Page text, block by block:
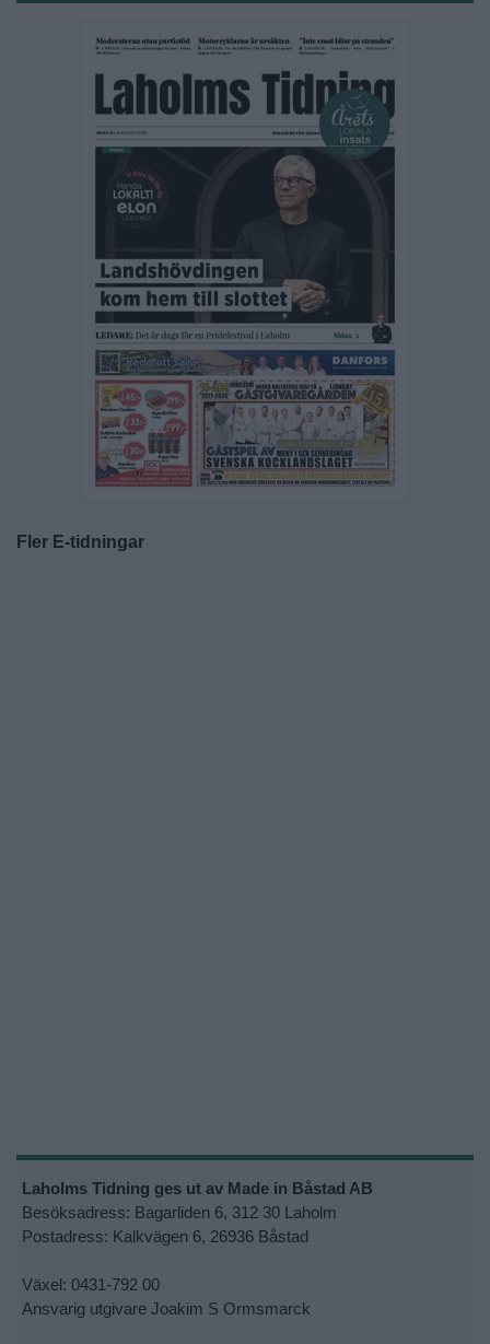
Fler E-tidningar
Laholms Tidning ges ut av Made in Båstad AB
Besöksadress: Bagarliden 6, 312 30 Laholm
Postadress: Kalkvägen 6, 26936 Båstad
Växel: 0431-792 00
Ansvarig utgivare Joakim S Ormsmarck